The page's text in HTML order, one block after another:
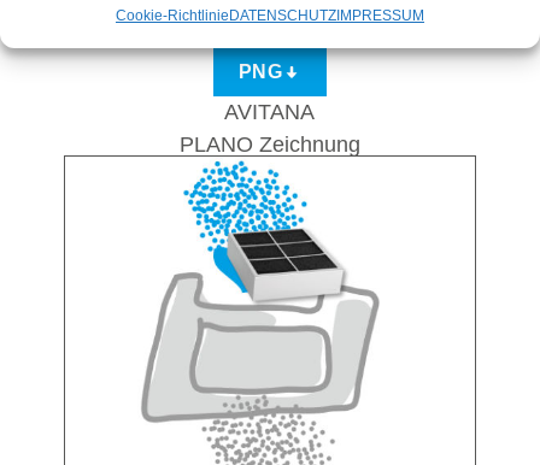
Cookie-RichtlinieDATENSCHUTZIMPRESSUM
PNG
AVITANA
PLANO Zeichnung